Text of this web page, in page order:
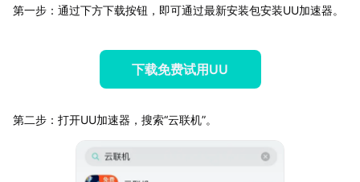
第一步：通过下方下载按钮，即可通过最新安装包安装UU加速器。
下载免费试用UU
第二步：打开UU加速器，搜索“云联机”。